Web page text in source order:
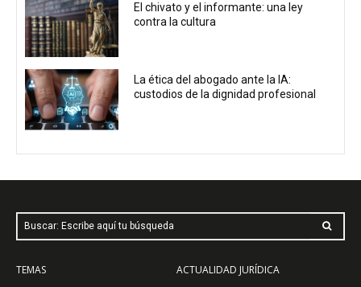
El chivato y el informante: una ley
contra la cultura
La ética del abogado ante la IA:
custodios de la dignidad profesional
Buscar: Escribe aquí tu búsqueda
TEMAS
ACTUALIDAD JURÍDICA